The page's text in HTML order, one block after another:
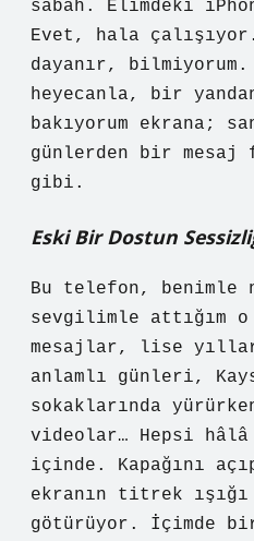
sabah. Elimdeki
Evet, hala
dayanır,
heyecanla, bir
bakıyorum ekrana;
günlerden bir mesaj
gibi.
Eski Bir Dostun
Bu telefon, benimle
sevgilimle attığım o
mesajlar, lise
anlamlı günleri,
sokaklarında
videolar… Hepsi hâlâ
içinde. Kapağını
ekranın titrek ışığı
götürüyor. İçimde